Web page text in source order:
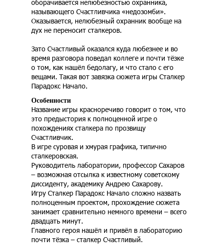
оборачивается нелюбезностью охранника,
называющего Счастливчика «недозомби».
Оказывается, нелюбезный охранник вообще на
дух не переносит сталкеров.
Зато Счастливый оказался куда любезнее и во
время разговора поведал коллеге и почти тёзке
о том, как нашёл бедолагу, и что стало с его
вещами. Такая вот завязка сюжета игры Сталкер
Парадокс Начало.
Особенности
Название игры красноречиво говорит о том, что
это предыстория к полноценной игре о
похождениях сталкера по прозвищу
Счастливчик.
В игре суровая и хмурая графика, типично
сталкеровская.
Руководитель лаборатории, профессор Сахаров
– возможная отсылка к известному советскому
диссиденту, академику Андрею Сахарову.
Игру Сталкер Парадокс Начало сложно назвать
полноценным проектом, прохождение сюжета
занимает сравнительно немного времени – всего
двадцать минут.
Главного героя нашёл и привёл в лабораторию
почти тёзка – сталкер Счастливый.